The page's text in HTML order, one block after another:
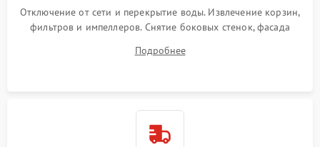
Отключение от сети и перекрытие воды. Извлечение корзин,
фильтров и импеллеров. Снятие боковых стенок, фасада
циркуляционному насосу, ТЭНу и сливной помпе.
Подробнее